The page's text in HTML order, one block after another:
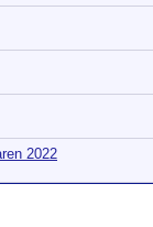
2022